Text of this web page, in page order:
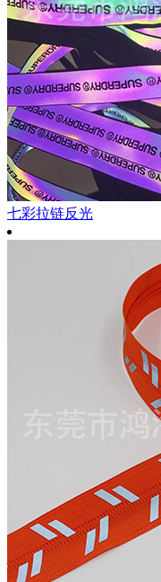
七彩拉链反光